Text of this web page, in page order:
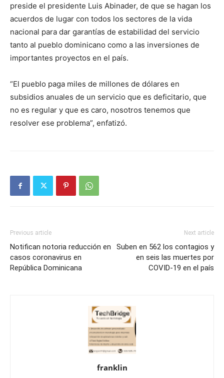
preside el presidente Luis Abinader, de que se hagan los
acuerdos de lugar con todos los sectores de la vida
nacional para dar garantías de estabilidad del servicio
tanto al pueblo dominicano como a las inversiones de
importantes proyectos en el país.
“El pueblo paga miles de millones de dólares en
subsidios anuales de un servicio que es deficitario, que
no es regular y que es caro, nosotros tenemos que
resolver ese problema”, enfatizó.
Previous article
Notifican notoria reducción en
casos coronavirus en
República Dominicana
Next article
Suben en 562 los contagios y
en seis las muertes por
COVID-19 en el país
franklin